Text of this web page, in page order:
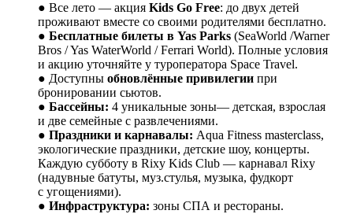
● Все лето — акция Kids Go Free: до двух детей
проживают вместе со своими родителями бесплатно.
● Бесплатные билеты в Yas Parks (SeaWorld /Warner
Bros / Yas WaterWorld / Ferrari World). Полные условия
и акцию уточняйте у туроператора Space Travel.
● Доступны обновлённые привилегии при
бронировании сьютов.
● Бассейны: 4 уникальные зоны— детская, взрослая
и две семейные с развлечениями.
● Праздники и карнавалы: Aqua Fitness masterclass,
экологические праздники, детские шоу, концерты.
Каждую субботу в Rixy Kids Club — карнавал Rixy
(надувные батуты, муз.стулья, музыка, фудкорт
с угощениями).
● Инфраструктура: зоны СПА и рестораны.